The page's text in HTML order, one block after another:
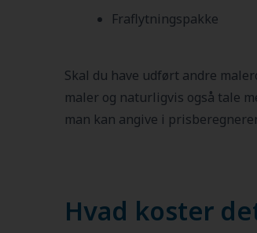
Fraflytningspakke
Skal du have udført andre
maler og naturligvis også tale
man kan angive i
Hvad koster